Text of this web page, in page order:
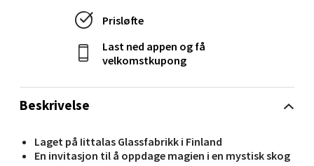
Beskrivelse
Laget på Iittalas Glassfabrikk i Finland
En invitasjon til å oppdage magien i en mystisk skog
Prisløfte
Last ned appen og få
velkomstkupong
Narvik - Thon Senter Malmporten
Bolagsgata 1, 8514 Narvik